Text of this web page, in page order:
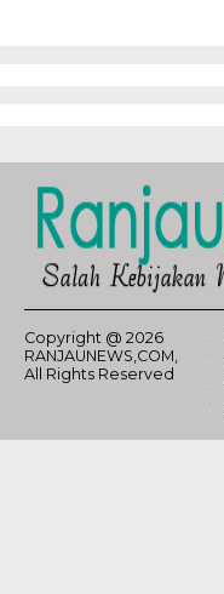
Copyright @ 2026
RANJAUNEWS,COM,
All Rights Reserved